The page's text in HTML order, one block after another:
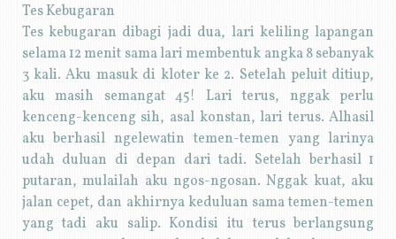
Tes Kebugaran
Tes kebugaran dibagi jadi dua, lari keliling lapangan
selama 12 menit sama lari membentuk angka 8 sebanyak
3 kali. Aku masuk di kloter ke 2. Setelah peluit ditiup,
aku masih semangat 45! Lari terus, nggak perlu
kenceng-kenceng sih, asal konstan, lari terus. Alhasil
aku berhasil ngelewatin temen-temen yang larinya
udah duluan di depan dari tadi. Setelah berhasil 1
putaran, mulailah aku ngos-ngosan. Nggak kuat, aku
jalan cepet, dan akhirnya keduluan sama temen-temen
yang tadi aku salip. Kondisi itu terus berlangsung